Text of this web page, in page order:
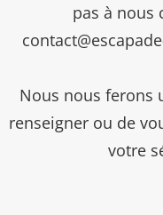
pas à nous
Nous nous ferons
renseigner ou de
votre